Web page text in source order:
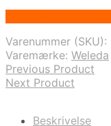
Varenummer (SKU):
Varemærke: Weleda
Previous Product
Next Product
Beskrivelse